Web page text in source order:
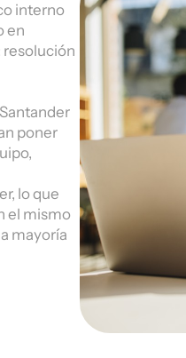
interno
en
resolución
poner
lo que
el mismo
mayoría